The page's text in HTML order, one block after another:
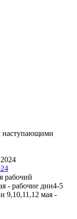
наступающими
рабочий
- рабочие дни4-5
9,10,11,12 мая -